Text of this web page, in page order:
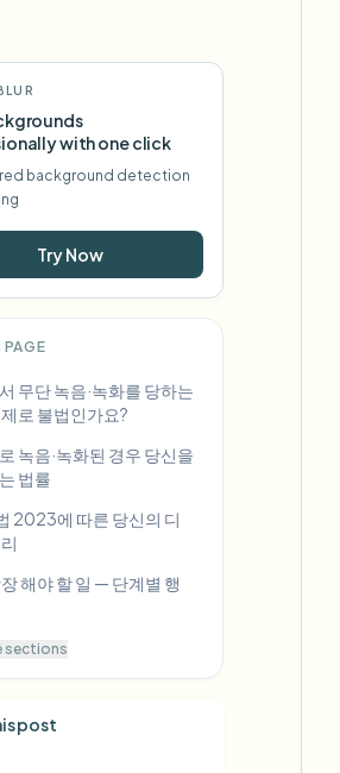
with one click
background detection
Try Now
무단 녹음·녹화를 당하는
로 불법인가요?
녹음·녹화된 경우 당신을
법률
2023에 따른 당신의 디
해야 할 일 — 단계별 행
sections
post